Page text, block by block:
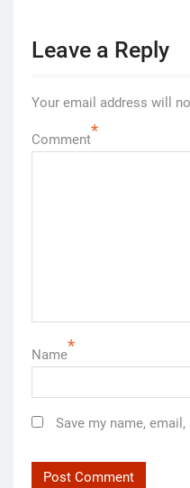
Leave a Reply
Your email address will
Comment*
Name*
Save my name,